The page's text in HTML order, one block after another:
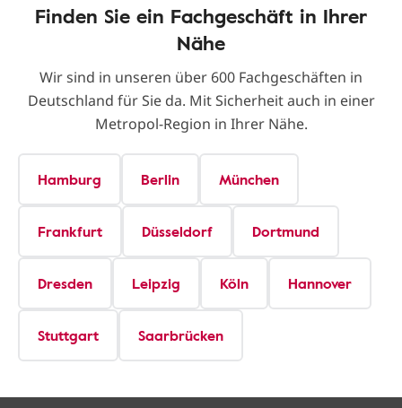
Finden Sie ein Fachgeschäft in Ihrer
Nähe
Wir sind in unseren über 600 Fachgeschäften in
Deutschland für Sie da. Mit Sicherheit auch in einer
Metropol-Region in Ihrer Nähe.
Hamburg Berlin München
Frankfurt Düsseldorf Dortmund
Dresden Leipzig Köln Hannover
Stuttgart Saarbrücken